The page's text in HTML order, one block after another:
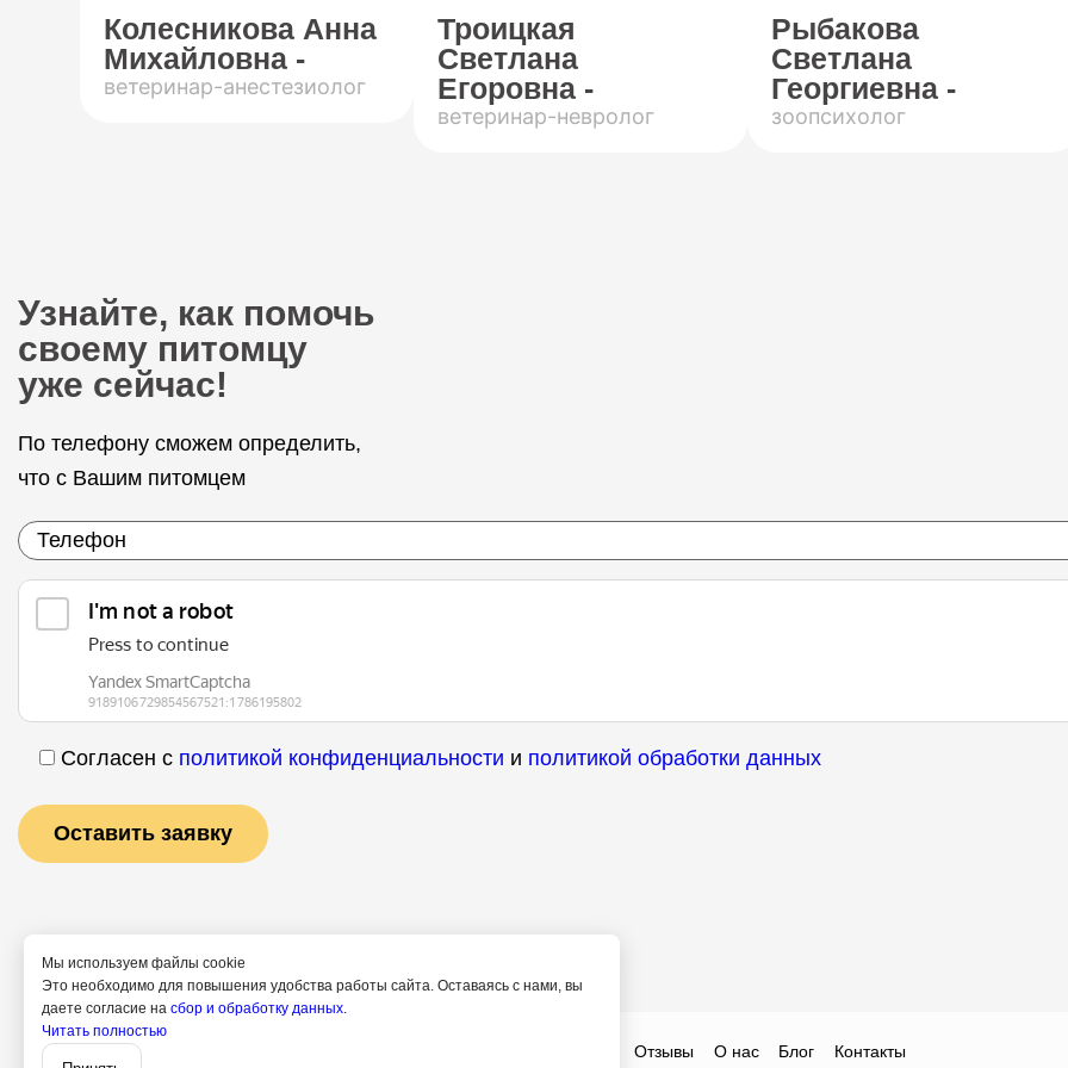
Колесникова Анна
Михайловна -
ветеринар-анестезиолог
Троицкая
Светлана
Егоровна -
ветеринар-невролог
Рыбакова
Светлана
Георгиевна -
зоопсихолог
Узнайте, как помочь
своему питомцу
уже сейчас!
По телефону сможем определить,
что с Вашим питомцем
Согласен с политикой конфиденциальности и политикой обработки данных
Мы используем файлы cookie
Это необходимо для повышения удобства работы сайта. Оставаясь с нами, вы
даете согласие на сбор и обработку данных.
Читать полностью
Отзывы О нас Блог Контакты